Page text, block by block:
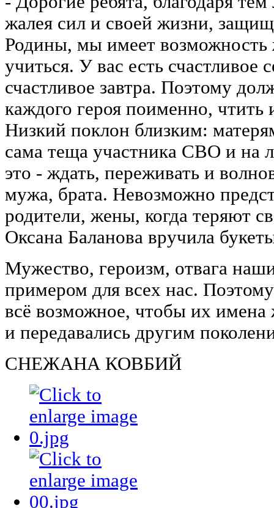
жалея сил и своей жизни,
Родины, мы имеет возможность
учиться. У вас есть счастливое
счастливое завтра. Поэтому
каждого героя поименно, чтить
Низкий поклон близким:
сама теща участника СВО и на
это - ждать, переживать и
мужа, брата. Невозможно
родители, жены, когда теряют
Оксана Баланова вручила
Мужество, героизм, отвага
примером для всех нас. Поэтому
всё возможное, чтобы их
и передавались другим
СНЕЖАНА КОВБИЙ